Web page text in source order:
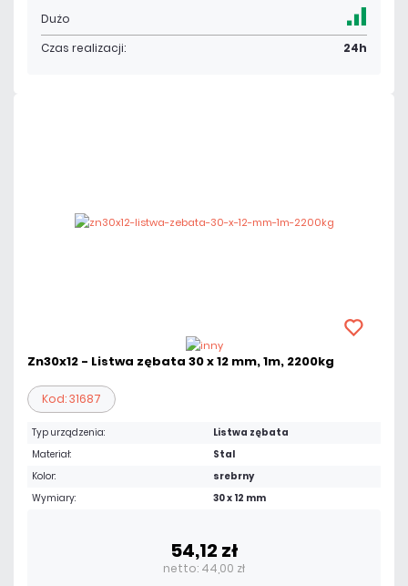
Dużo
Czas realizacji:
24h
Zn30x12 - Listwa zębata 30 x 12 mm, 1m, 2200kg
Kod: 31687
Typ urządzenia:
Listwa zębata
Materiał:
Stal
Kolor:
srebrny
Wymiary:
30 x 12 mm
54,12 zł
netto: 44,00 zł